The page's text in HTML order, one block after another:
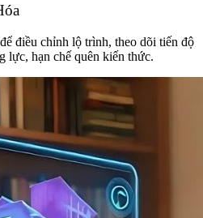
điều chỉnh lộ trình, theo dõi tiến độ
lực, hạn chế quên kiến thức.